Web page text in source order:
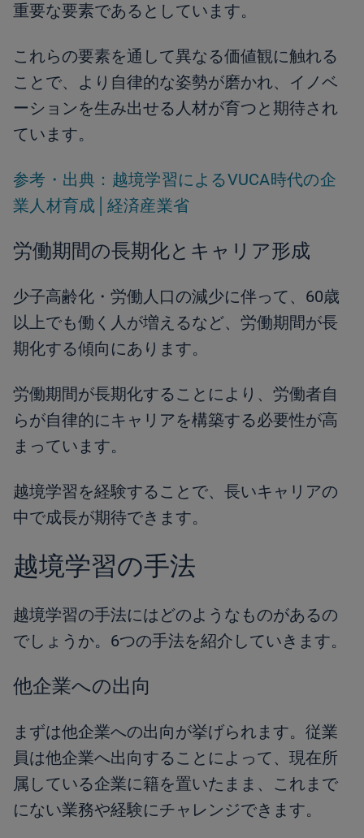
重要な要素であるとしています。
これらの要素を通して異なる価値観に触れる
ことで、より自律的な姿勢が磨かれ、イノベ
ーションを生み出せる人材が育つと期待され
ています。
参考・出典：越境学習によるVUCA時代の企
業人材育成│経済産業省
労働期間の長期化とキャリア形成
少子高齢化・労働人口の減少に伴って、60歳
以上でも働く人が増えるなど、労働期間が長
期化する傾向にあります。
労働期間が長期化することにより、労働者自
らが自律的にキャリアを構築する必要性が高
まっています。
越境学習を経験することで、長いキャリアの
中で成長が期待できます。
越境学習の手法
越境学習の手法にはどのようなものがあるの
でしょうか。6つの手法を紹介していきます。
他企業への出向
まずは他企業への出向が挙げられます。従業
員は他企業へ出向することによって、現在所
属している企業に籍を置いたまま、これまで
にない業務や経験にチャレンジできます。